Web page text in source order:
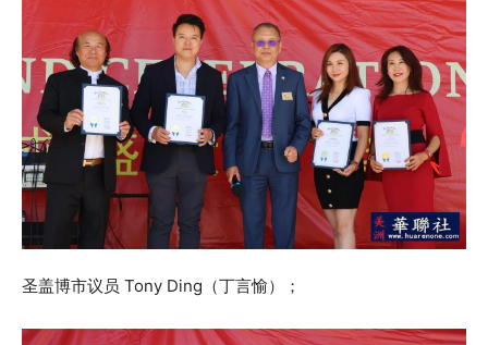
圣盖博市议员 Tony Ding（丁言愉）；